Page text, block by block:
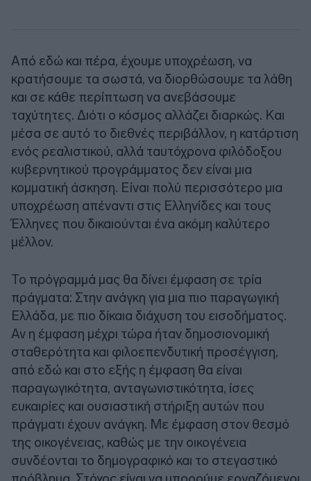
Από εδώ και πέρα, έχουμε υποχρέωση, να
κρατήσουμε τα σωστά, να διορθώσουμε τα λάθη
και σε κάθε περίπτωση να ανεβάσουμε
ταχύτητες. Διότι ο κόσμος αλλάζει διαρκώς. Και
μέσα σε αυτό το διεθνές περιβάλλον, η κατάρτιση
ενός ρεαλιστικού, αλλά ταυτόχρονα φιλόδοξου
κυβερνητικού προγράμματος δεν είναι μια
κομματική άσκηση. Είναι πολύ περισσότερο μια
υποχρέωση απέναντι στις Ελληνίδες και τους
Έλληνες που δικαιούνται ένα ακόμη καλύτερο
μέλλον.
Το πρόγραμμά μας θα δίνει έμφαση σε τρία
πράγματα: Στην ανάγκη για μια πιο παραγωγική
Ελλάδα, με πιο δίκαια διάχυση του εισοδήματος.
Αν η έμφαση μέχρι τώρα ήταν δημοσιονομική
σταθερότητα και φιλοεπενδυτική προσέγγιση,
από εδώ και στο εξής η έμφαση θα είναι
παραγωγικότητα, ανταγωνιστικότητα, ίσες
ευκαιρίες και ουσιαστική στήριξη αυτών που
πράγματι έχουν ανάγκη. Με έμφαση στον θεσμό
της οικογένειας, καθώς με την οικογένεια
συνδέονται το δημογραφικό και το στεγαστικό